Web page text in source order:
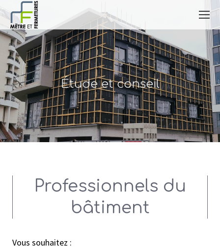
Étude et conseil
Professionnels du
bâtiment
Vous souhaitez :